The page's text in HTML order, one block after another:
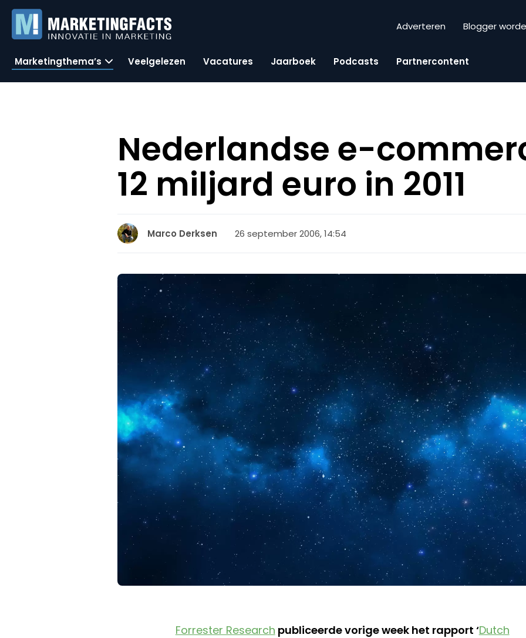
Adverteren Blogger
Marketingthema’s Veelgelezen Vacatures Jaarboek Podcasts Partnercontent
Nederlandse e-
12 miljard euro in 2011
Marco Derksen 26 september 2006, 14:54
Forrester Research publiceerde vorige week het rapport ‘Dutch